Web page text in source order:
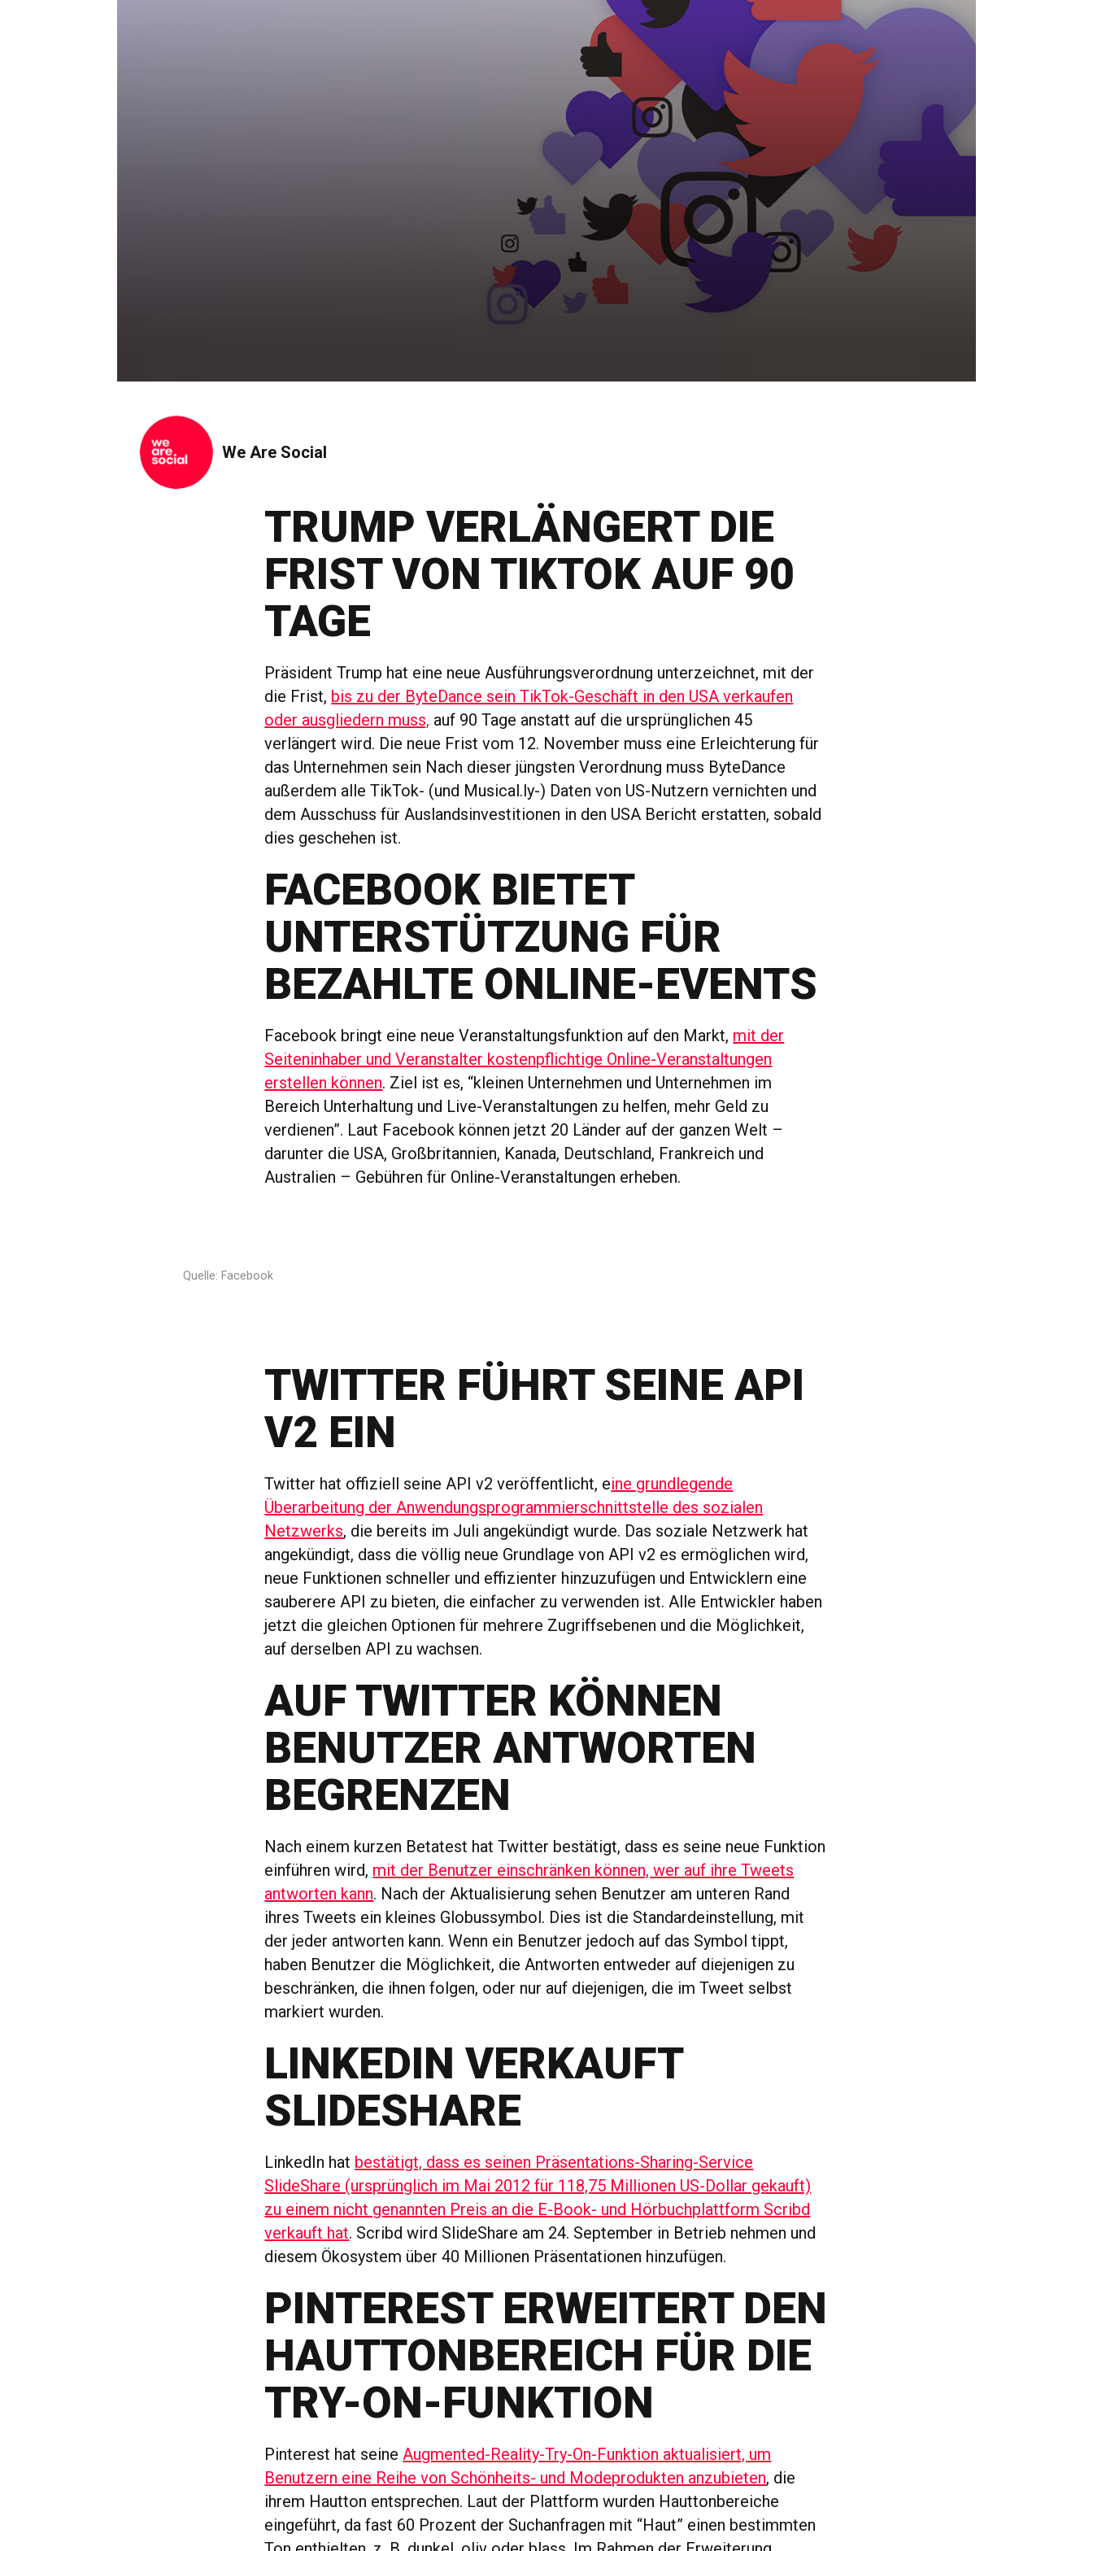
We Are Social
TRUMP VERLÄNGERT DIE
FRIST VON TIKTOK AUF 90
TAGE
Präsident Trump hat eine neue Ausführungsverordnung unterzeichnet, mit der
die Frist, bis zu der ByteDance sein TikTok-Geschäft in den USA verkaufen
oder ausgliedern muss, auf 90 Tage anstatt auf die ursprünglichen 45
verlängert wird. Die neue Frist vom 12. November muss eine Erleichterung für
das Unternehmen sein Nach dieser jüngsten Verordnung muss ByteDance
außerdem alle TikTok- (und Musical.ly-) Daten von US-Nutzern vernichten und
dem Ausschuss für Auslandsinvestitionen in den USA Bericht erstatten, sobald
dies geschehen ist.
FACEBOOK BIETET
UNTERSTÜTZUNG FÜR
BEZAHLTE ONLINE-EVENTS
Facebook bringt eine neue Veranstaltungsfunktion auf den Markt, mit der
Seiteninhaber und Veranstalter kostenpflichtige Online-Veranstaltungen
erstellen können. Ziel ist es, “kleinen Unternehmen und Unternehmen im
Bereich Unterhaltung und Live-Veranstaltungen zu helfen, mehr Geld zu
verdienen”. Laut Facebook können jetzt 20 Länder auf der ganzen Welt –
darunter die USA, Großbritannien, Kanada, Deutschland, Frankreich und
Australien – Gebühren für Online-Veranstaltungen erheben.
Quelle: Facebook
TWITTER FÜHRT SEINE API
V2 EIN
Twitter hat offiziell seine API v2 veröffentlicht, eine grundlegende
Überarbeitung der Anwendungsprogrammierschnittstelle des sozialen
Netzwerks, die bereits im Juli angekündigt wurde. Das soziale Netzwerk hat
angekündigt, dass die völlig neue Grundlage von API v2 es ermöglichen wird,
neue Funktionen schneller und effizienter hinzuzufügen und Entwicklern eine
sauberere API zu bieten, die einfacher zu verwenden ist. Alle Entwickler haben
jetzt die gleichen Optionen für mehrere Zugriffsebenen und die Möglichkeit,
auf derselben API zu wachsen.
AUF TWITTER KÖNNEN
BENUTZER ANTWORTEN
BEGRENZEN
Nach einem kurzen Betatest hat Twitter bestätigt, dass es seine neue Funktion
einführen wird, mit der Benutzer einschränken können, wer auf ihre Tweets
antworten kann. Nach der Aktualisierung sehen Benutzer am unteren Rand
ihres Tweets ein kleines Globussymbol. Dies ist die Standardeinstellung, mit
der jeder antworten kann. Wenn ein Benutzer jedoch auf das Symbol tippt,
haben Benutzer die Möglichkeit, die Antworten entweder auf diejenigen zu
beschränken, die ihnen folgen, oder nur auf diejenigen, die im Tweet selbst
markiert wurden.
LINKEDIN VERKAUFT
SLIDESHARE
LinkedIn hat bestätigt, dass es seinen Präsentations-Sharing-Service
SlideShare (ursprünglich im Mai 2012 für 118,75 Millionen US-Dollar gekauft)
zu einem nicht genannten Preis an die E-Book- und Hörbuchplattform Scribd
verkauft hat. Scribd wird SlideShare am 24. September in Betrieb nehmen und
diesem Ökosystem über 40 Millionen Präsentationen hinzufügen.
PINTEREST ERWEITERT DEN
HAUTTONBEREICH FÜR DIE
TRY-ON-FUNKTION
Pinterest hat seineAugmented-Reality-Try-On-Funktion aktualisiert, um
Benutzern eine Reihe von Schönheits- und Modeprodukten anzubieten, die
ihrem Hautton entsprechen. Laut der Plattform wurden Hauttonbereiche
eingeführt, da fast 60 Prozent der Suchanfragen mit “Haut” einen bestimmten